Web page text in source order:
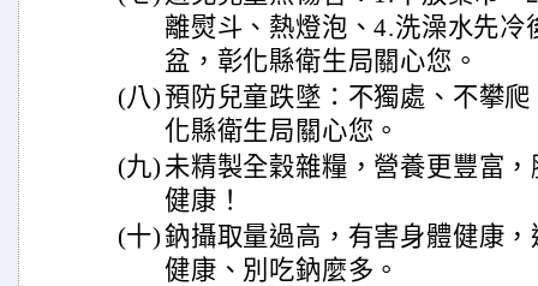
離熨斗、熱燈泡、4.洗澡水先冷
盆，彰化縣衛生局關心您。
(八)預防兒童跌墜：不獨處、不攀
化縣衛生局關心您。
(九) 未精製全穀雜糧，營養更豐富
健康！
(十)鈉攝取量過高，有害身體健康
健康、別吃鈉麼多。